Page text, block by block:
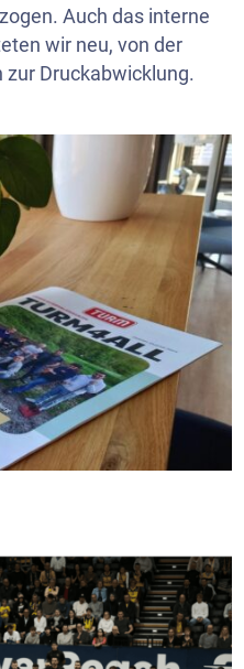
Auch das interne
wir neu, von der
zur Druckabwicklung.